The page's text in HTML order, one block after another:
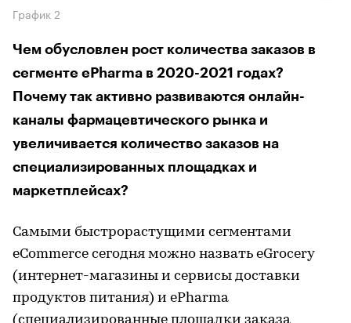
График 2
Чем обусловлен рост количества заказов в
сегменте ePharma в 2020-2021 годах?
Почему так активно развиваются онлайн-
каналы фармацевтического рынка и
увеличивается количество заказов на
специализированных площадках и
маркетплейсах?
Самыми быстрорастущими сегментами
eCommerce сегодня можно назвать eGrocery
(интернет-магазины и сервисы доставки
продуктов питания) и ePharma